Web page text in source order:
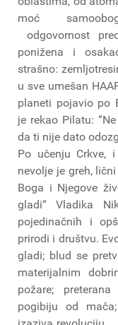
moć
odgovornost
ponižena i
strašno:
u sve umešan
planeti pojavio po
je rekao Pilatu:
da ti nije dato
Po učenju Crkve,
nevolje je greh,
Boga i Njegove
gladi“ Vladika
pojedinačnih i
prirodi i društvu.
gladi; blud se
materijalnim
požare;
pogibiju od